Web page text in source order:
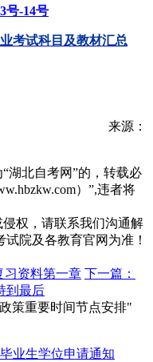
号-14号
考试科目及教材汇总
来源：
湖北自考网”的，转载必
）”,违者将
权，请联系我们沟通解
院及各教育官网为准！
习资料第一章 下一篇：
到最后
策重要时间节点安排"
业生学位申请通知